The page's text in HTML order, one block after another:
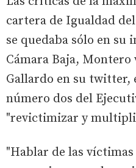
cartera de Igualdad
se quedaba sólo en su
Cámara Baja,
Gallardo en su twitter,
número dos del
"revictimizar y
"Hablar de las